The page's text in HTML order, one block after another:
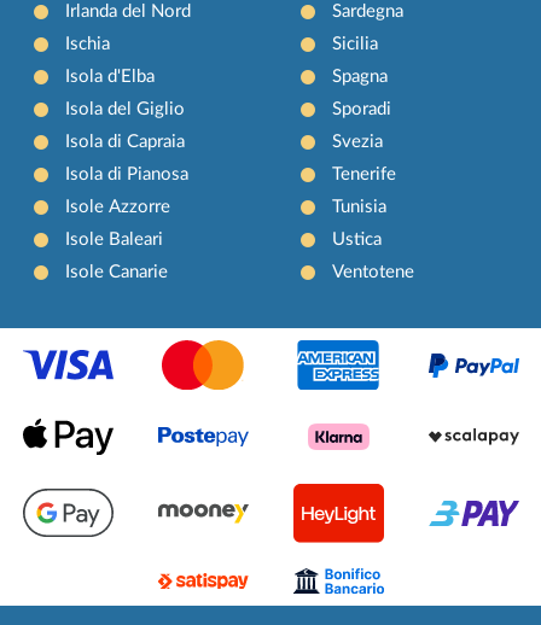
Irlanda del Nord
Ischia
Isola d'Elba
Isola del Giglio
Isola di Capraia
Isola di Pianosa
Isole Azzorre
Isole Baleari
Isole Canarie
Sardegna
Sicilia
Spagna
Sporadi
Svezia
Tenerife
Tunisia
Ustica
Ventotene